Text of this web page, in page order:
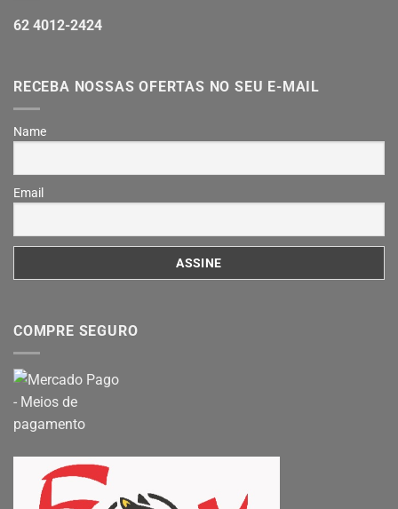
62 4012-2424
RECEBA NOSSAS OFERTAS NO SEU E-MAIL
Name
Email
COMPRE SEGURO